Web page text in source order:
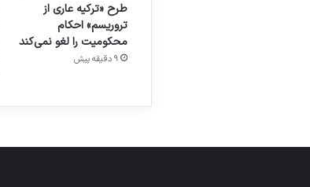
طرح «ترکیه عاری از
تروریسم» احکام
محکومیت را لغو نمی‌کند
9 دقیقه پیش